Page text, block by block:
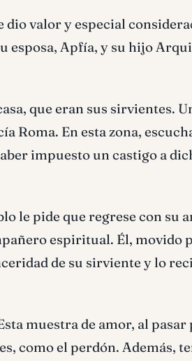
dio valor y especial
esposa, Apfía, y su hijo
que eran sus sirvientes.
Roma. En esta zona,
impuesto un castigo a
le pide que regrese con su
espiritual. Él, movido
de su sirviente y lo
muestra de amor, al
como el perdón. Además,